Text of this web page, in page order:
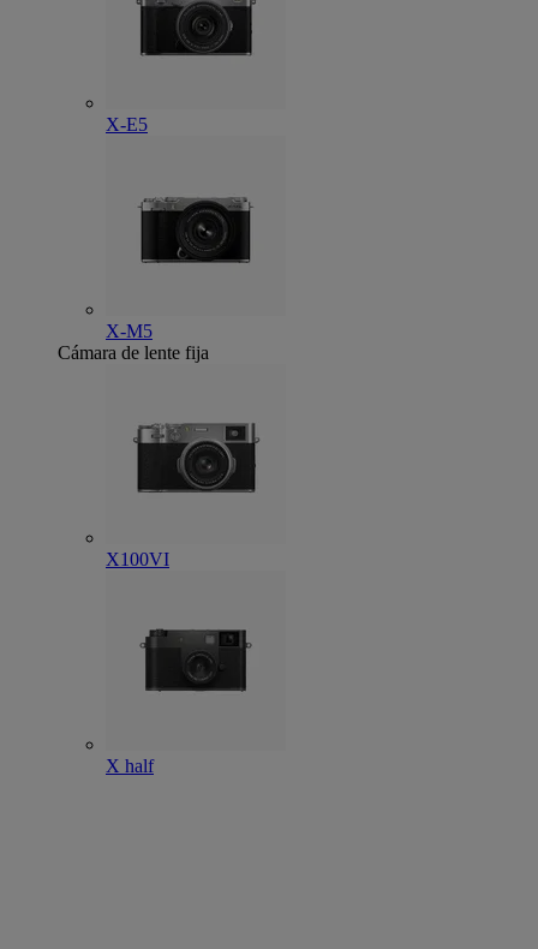
X-E5
X-M5
Cámara de lente fija
X100VI
X half